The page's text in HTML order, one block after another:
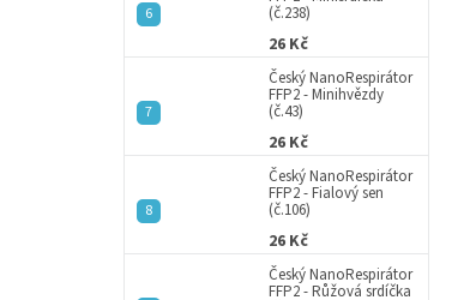
(č.238)
26 Kč
Český NanoRespirátor
FFP2 - Minihvězdy
(č.43)
26 Kč
Český NanoRespirátor
FFP2 - Fialový sen
(č.106)
26 Kč
Český NanoRespirátor
FFP2 - Růžová srdíčka